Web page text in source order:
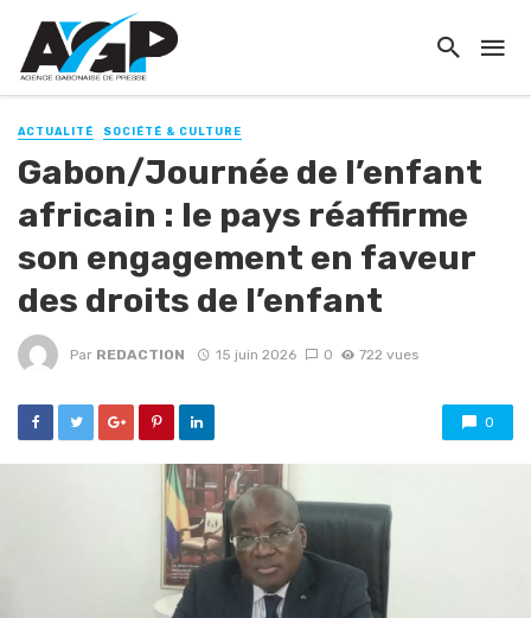
ACTUALITÉ SOCIÉTÉ & CULTURE
Gabon/Journée de l’enfant
africain : le pays réaffirme
son engagement en faveur
des droits de l’enfant
Par REDACTION 15 juin 2026 0 722 vues
0